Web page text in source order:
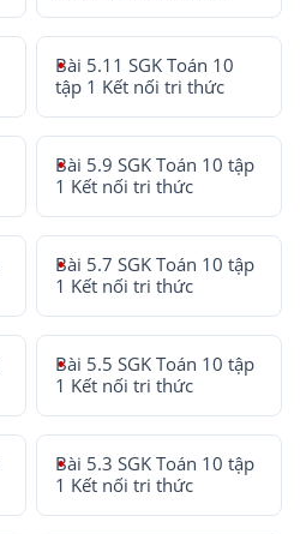
Bài 5.11 SGK Toán 10
tập 1 Kết nối tri thức
Bài 5.9 SGK Toán 10 tập
1 Kết nối tri thức
Bài 5.7 SGK Toán 10 tập
1 Kết nối tri thức
Bài 5.5 SGK Toán 10 tập
1 Kết nối tri thức
Bài 5.3 SGK Toán 10 tập
1 Kết nối tri thức